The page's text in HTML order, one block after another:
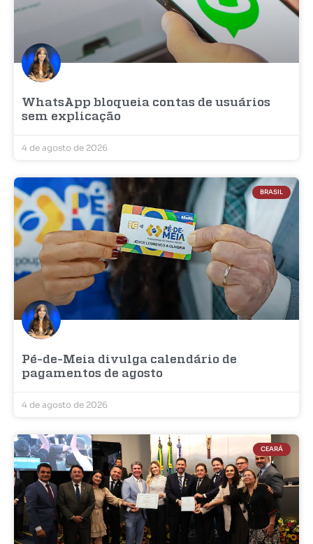
WhatsApp bloqueia contas de usuários
sem explicação
4 de agosto de 2026
BRASIL
Pé-de-Meia divulga calendário de
pagamentos de agosto
4 de agosto de 2026
CEARÁ